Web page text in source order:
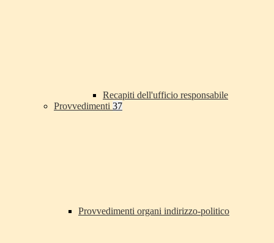
Recapiti dell'ufficio responsabile
Provvedimenti 37
Provvedimenti organi indirizzo-politico